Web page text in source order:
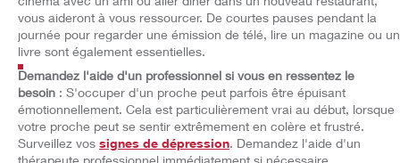
vous aideront à vous ressourcer. De courtes pauses pendant la
journée pour regarder une émission de télé, lire un magazine ou un
livre sont également essentielles.
Demandez l'aide d'un professionnel si vous en ressentez le
besoin : S'occuper d'un proche peut parfois être épuisant
émotionnellement. Cela est particulièrement vrai au début, lorsque
votre proche peut se sentir extrêmement en colère et frustré.
Surveillez vos signes de dépression. Demandez l'aide d'un